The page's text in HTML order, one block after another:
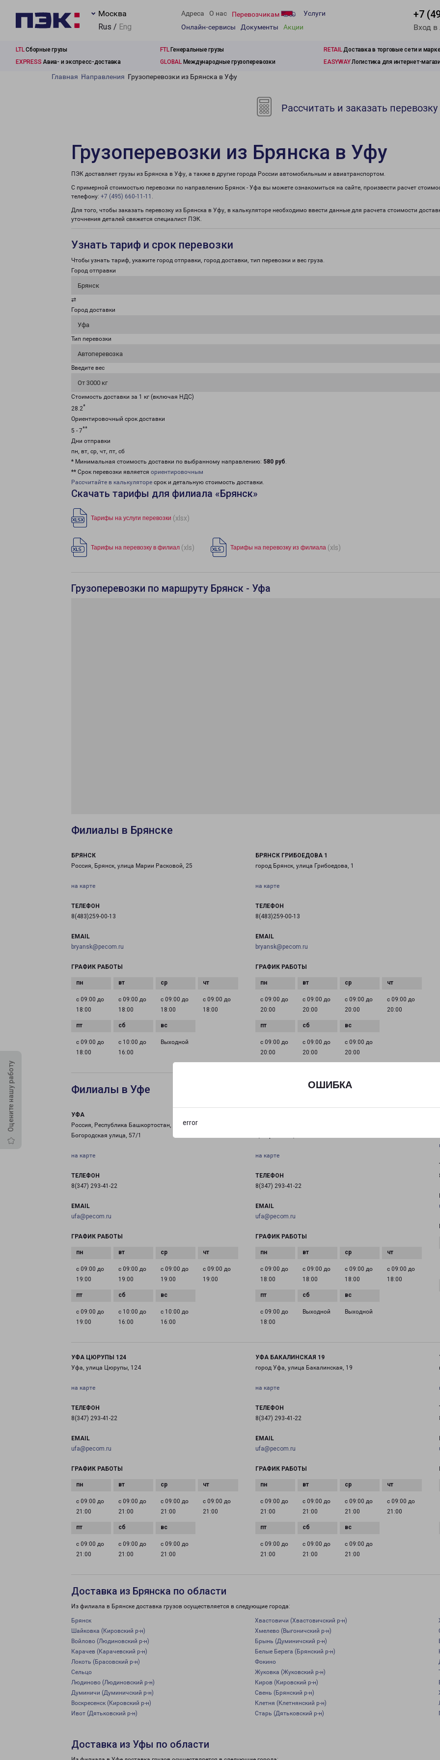
ОШИБКА
error
Москва
Rus / Eng
Адреса О нас Перевозчикам
Услуги
Онлайн-сервисы
Документы Акции
+7
Вход
LTLСборные грузы FTLГенеральные грузы RETAILДоставка в торговые сети и
EXPRESS Авиа- и экспресс-доставка GLOBALМеждународные грузоперевозки EASYWAYЛогистика для интернет-
Оцените нашу работу
Главная Направления Грузоперевозки из Брянска в Уфу
Рассчитать и заказать перевозку
Грузоперевозки из Брянска в Уфу
ПЭК доставляет грузы из Брянска в Уфу, а также в другие города России автомобильным и авиатранспортом.
С примерной стоимостью перевозки по направлению Брянск - Уфа вы можете ознакомиться на сайте, произвести расчет
телефону: +7 (495) 660-11-11 .
Для того, чтобы заказать перевозку из Брянска в Уфу, в калькуляторе необходимо ввести данные для расчета стоимости
уточнения деталей свяжется специалист ПЭК.
Узнать тариф и срок перевозки
Чтобы узнать тариф, укажите город отправки, город доставки, тип перевозки и вес груза.
Город отправки
Брянск
⇄
Город доставки
Уфа
Тип перевозки
Автоперевозка
Введите вес
От 3000 кг
Стоимость доставки за 1 кг (включая НДС)
28.2*
Ориентировочный срок доставки
5 - 7**
Дни отправки
пн, вт, ср, чт, пт, сб
* Минимальная стоимость доставки по выбранному направлению: 580 руб.
** Срок перевозки является ориентировочным
Рассчитайте в калькуляторе срок и детальную стоимость доставки.
Скачать тарифы для филиала «Брянск»
Тарифы на услуги перевозки (xlsx)
Тарифы на перевозку в филиал (xls) Тарифы на перевозку из филиала (xls)
Грузоперевозки по маршруту Брянск - Уфа
Филиалы в Брянске
БРЯНСК
Россия, Брянск, улица Марии Расковой, 25
на карте
ТЕЛЕФОН
8(483)259-00-13
EMAIL
bryansk@pecom.ru
ГРАФИК РАБОТЫ
с 09:00 до
18:00
с 09:00 до
18:00
с 09:00 до
18:00
с 09:00 до
18:00
с 09:00 до
18:00
с 10:00 до
16:00
Выходной
БРЯНСК ГРИБОЕДОВА 1
город Брянск, улица Грибоедова, 1
на карте
ТЕЛЕФОН
8(483)259-00-13
EMAIL
bryansk@pecom.ru
ГРАФИК РАБОТЫ
с 09:00 до
20:00
с 09:00 до
20:00
с 09:00 до
20:00
с 09:00 до
20:00
с 09:00 до
20:00
с 09:00 до
20:00
с 09:00 до
20:00
Филиалы в Уфе
УФА
Россия, Республика Башкортостан, Уфа, Сельская
Богородская улица, 57/1
на карте
ТЕЛЕФОН
8(347) 293-41-22
EMAIL
ufa@pecom.ru
ГРАФИК РАБОТЫ
с 09:00 до
19:00
с 09:00 до
19:00
с 09:00 до
19:00
с 09:00 до
19:00
с 09:00 до
19:00
с 10:00 до
16:00
с 10:00 до
16:00
на карте
ТЕЛЕФОН
8(347) 293-41-22
EMAIL
ufa@pecom.ru
ГРАФИК РАБОТЫ
с 09:00 до
18:00
с 09:00 до
18:00
с 09:00 до
18:00
с 09:00 до
18:00
с 09:00 до
18:00
Выходной Выходной
УФА ЦЮРУПЫ 124
Уфа, улица Цюрупы, 124
на карте
ТЕЛЕФОН
8(347) 293-41-22
EMAIL
ufa@pecom.ru
ГРАФИК РАБОТЫ
с 09:00 до
21:00
с 09:00 до
21:00
с 09:00 до
21:00
с 09:00 до
21:00
с 09:00 до
21:00
с 09:00 до
21:00
с 09:00 до
21:00
УФА БАКАЛИНСКАЯ 19
город Уфа, улица Бакалинская, 19
на карте
ТЕЛЕФОН
8(347) 293-41-22
EMAIL
ufa@pecom.ru
ГРАФИК РАБОТЫ
с 09:00 до
21:00
с 09:00 до
21:00
с 09:00 до
21:00
с 09:00 до
21:00
с 09:00 до
21:00
с 09:00 до
21:00
с 09:00 до
21:00
Доставка из Брянска по области
Из филиала в Брянске доставка грузов осуществляется в следующие города:
Брянск Хвастовичи (Хвастовичский р-н)
Шайковка (Кировский р-н)
Хмелево (Выгоничский р-н)
Войлово (Людиновский р-н)
Брынь (Думиничский р-н)
Карачев (Карачевский р-н)
Белые Берега (Брянский р-н)
Локоть (Брасовский р-н)
Фокино
Сельцо
Жуковка (Жуковский р-н)
Людиново (Людиновский р-н)
Киров (Кировский р-н)
Думиничи (Думиничский р-н)
Свень (Брянский р-н)
Воскресенск (Кировский р-н)
Клетня (Клетнянский р-н)
Ивот (Дятьковский р-н)
Старь (Дятьковский р-н)
Доставка из Уфы по области